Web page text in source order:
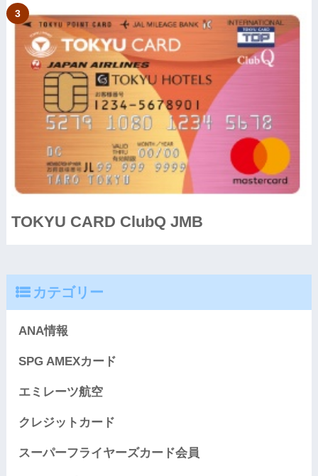
TOKYU CARD ClubQ JMB
カテゴリー
ANA情報
SPG AMEXカード
エミレーツ航空
クレジットカード
スーパーフライヤーズカード会員